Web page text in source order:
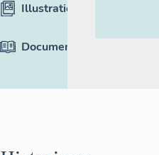
Illustrations
Documentation